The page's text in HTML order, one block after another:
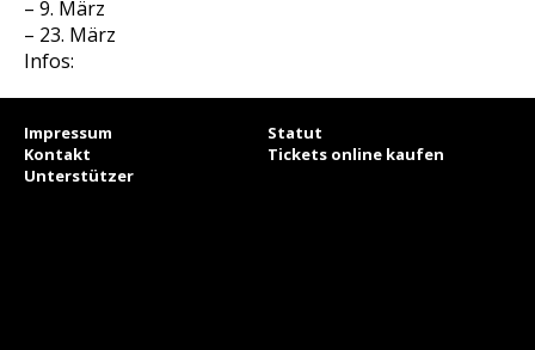
– 9. März
– 23. März
Infos:
Impressum
Statut
Kontakt
Tickets online kaufen
Unterstützer